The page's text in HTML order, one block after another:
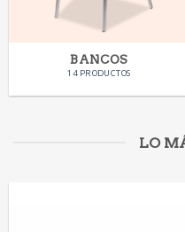
BANCOS
14 PRODUCTOS
LO